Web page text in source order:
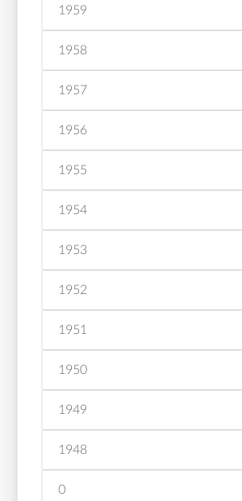
1959
1958
1957
1956
1955
1954
1953
1952
1951
1950
1949
1948
0